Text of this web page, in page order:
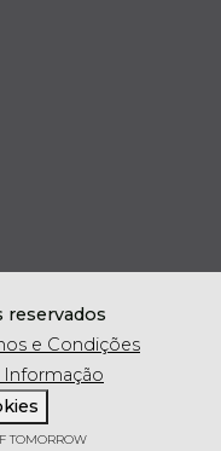
reservados
e Condições
Informação
TOMORROW